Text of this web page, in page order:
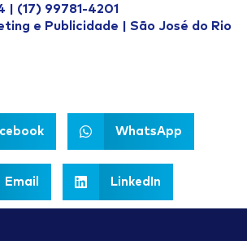
| (17) 99781-4201
e Publicidade | São José do Rio
WhatsApp
Email LinkedIn